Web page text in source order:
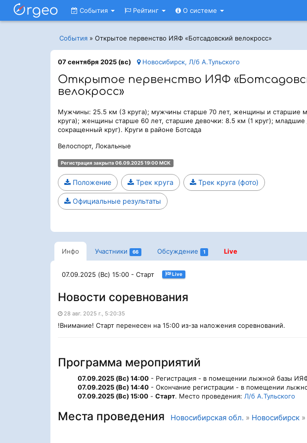
События Рейтинг О системе
События » Открытое первенство ИЯФ «Ботсадовский велокросс»
07 сентября 2025 (вс) Новосибирск, Л/б А.Тульского
Открытое первенство ИЯФ
велокросс»
Мужчины: 25.5 км (3 круга); мужчины старше 70 лет, женщины и старшие
круга); женщины старше 60 лет, старшие девочки: 8.5 км (1 круг); младшие
сокращенный круг). Круги в районе Ботсада
Велоспорт, Локальные
Регистрация закрыта 06.09.2025 19:00 МСК
Положение Трек круга Трек круга (фото)
Официальные результаты
Инфо Участники 66 Обсуждение 1 Live
07.09.2025 (Вс) 15:00 - Старт Live
Новости соревнования
28 авг. 2025 г., 5:20:35
!Внимание! Старт перенесен на 15:00 из-за наложения соревнований.
Программа мероприятий
07.09.2025 (Вс) 14:00 - Регистрация - в помещении лыжной базы
07.09.2025 (Вс) 14:40 - Окончание регистрации - в помещении
07.09.2025 (Вс) 15:00 - Старт. Место проведения: Л/б А.Тульского
Места проведения Новосибирская обл. » Новосибирск »